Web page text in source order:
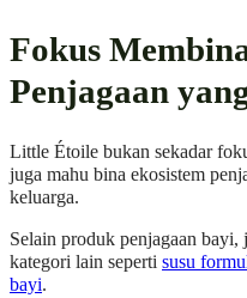
Fokus
Penjagaan
Little Étoile bukan sekadar
juga mahu bina ekosistem
keluarga.
Selain produk penjagaan
kategori lain seperti susu
bayi.